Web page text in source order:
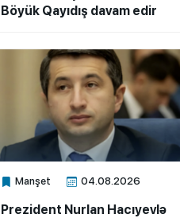
Böyük Qayıdış davam edir
Manşet 04.08.2026
Xalq.Online
Prezident Nurlan Hacıyevlə